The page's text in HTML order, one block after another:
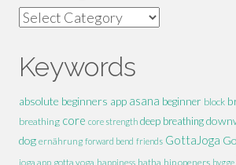
Categories
Keywords
absolute beginners app asana beginner block
breathing core core strength deep breathing
dog ernährung forward bend friends GottaJoga
joga app gotta yoga happiness hatha hip openers hygge